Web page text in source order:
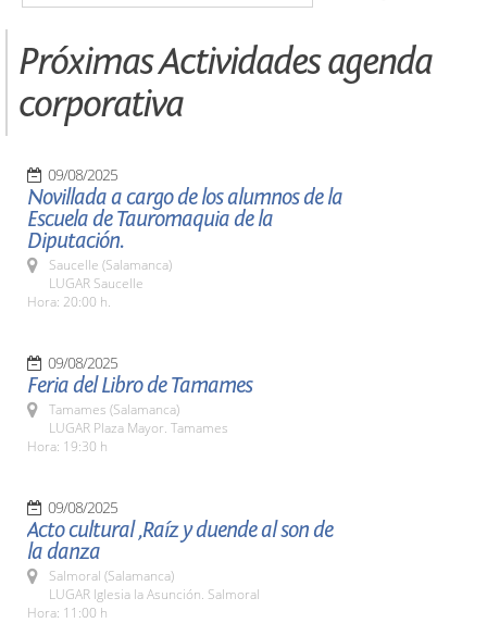
Próximas Actividades agenda
corporativa
09/08/2025
Novillada a cargo de los alumnos de la
Escuela de Tauromaquia de la
Diputación.
Saucelle (Salamanca)
LUGAR Saucelle
Hora: 20:00 h.
09/08/2025
Feria del Libro de Tamames
Tamames (Salamanca)
LUGAR Plaza Mayor. Tamames
Hora: 19:30 h
09/08/2025
Acto cultural ,Raíz y duende al son de
la danza
Salmoral (Salamanca)
LUGAR Iglesia la Asunción. Salmoral
Hora: 11:00 h